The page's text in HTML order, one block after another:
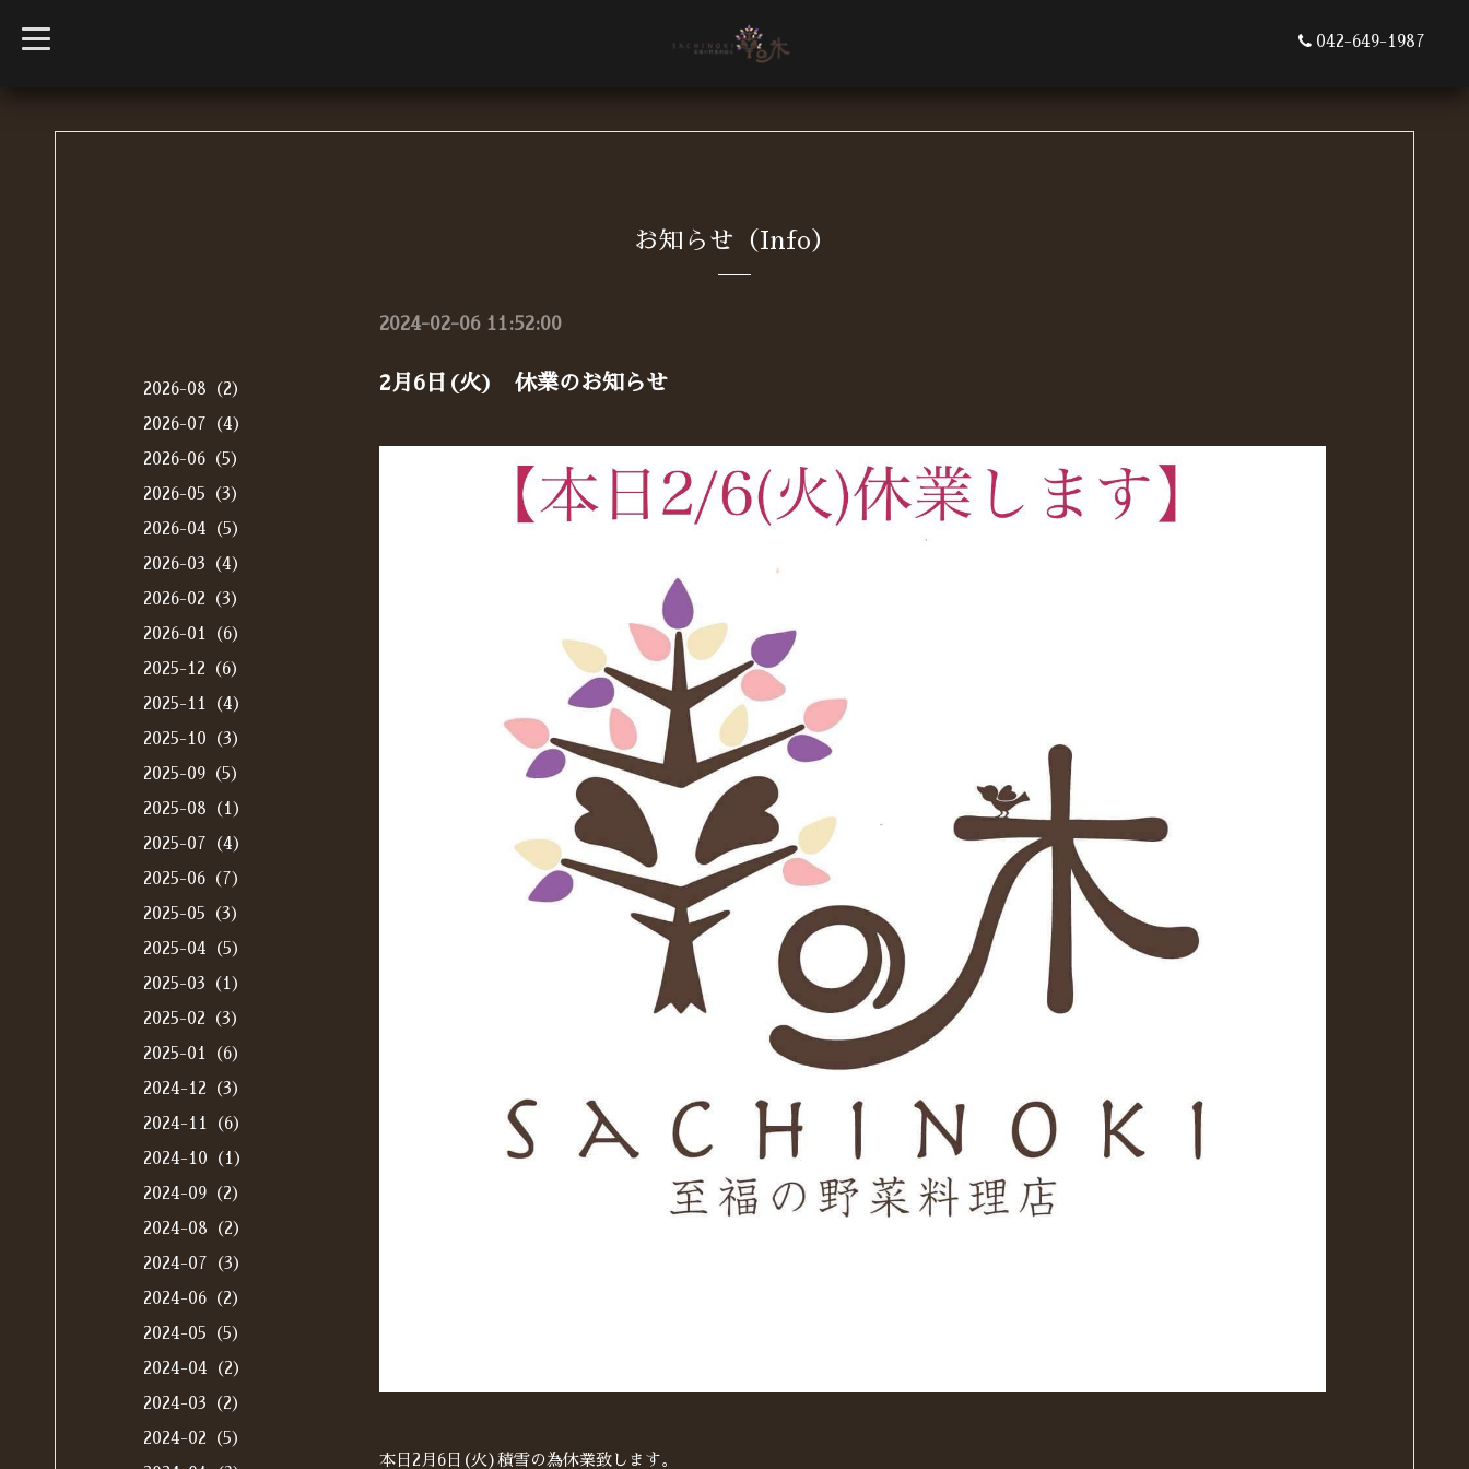
t
o
042-649-1987
お知らせ（Info）
2024-02-06 11:52:00
2月6日(火) 休業のお知らせ
本日2月6日(火)積雪の為休業致します。
2026-08（2）
2026-07（4）
2026-06（5）
2026-05（3）
2026-04（5）
2026-03（4）
2026-02（3）
2026-01（6）
2025-12（6）
2025-11（4）
2025-10（3）
2025-09（5）
2025-08（1）
2025-07（4）
2025-06（7）
2025-05（3）
2025-04（5）
2025-03（1）
2025-02（3）
2025-01（6）
2024-12（3）
2024-11（6）
2024-10（1）
2024-09（2）
2024-08（2）
2024-07（3）
2024-06（2）
2024-05（5）
2024-04（2）
2024-03（2）
2024-02（5）